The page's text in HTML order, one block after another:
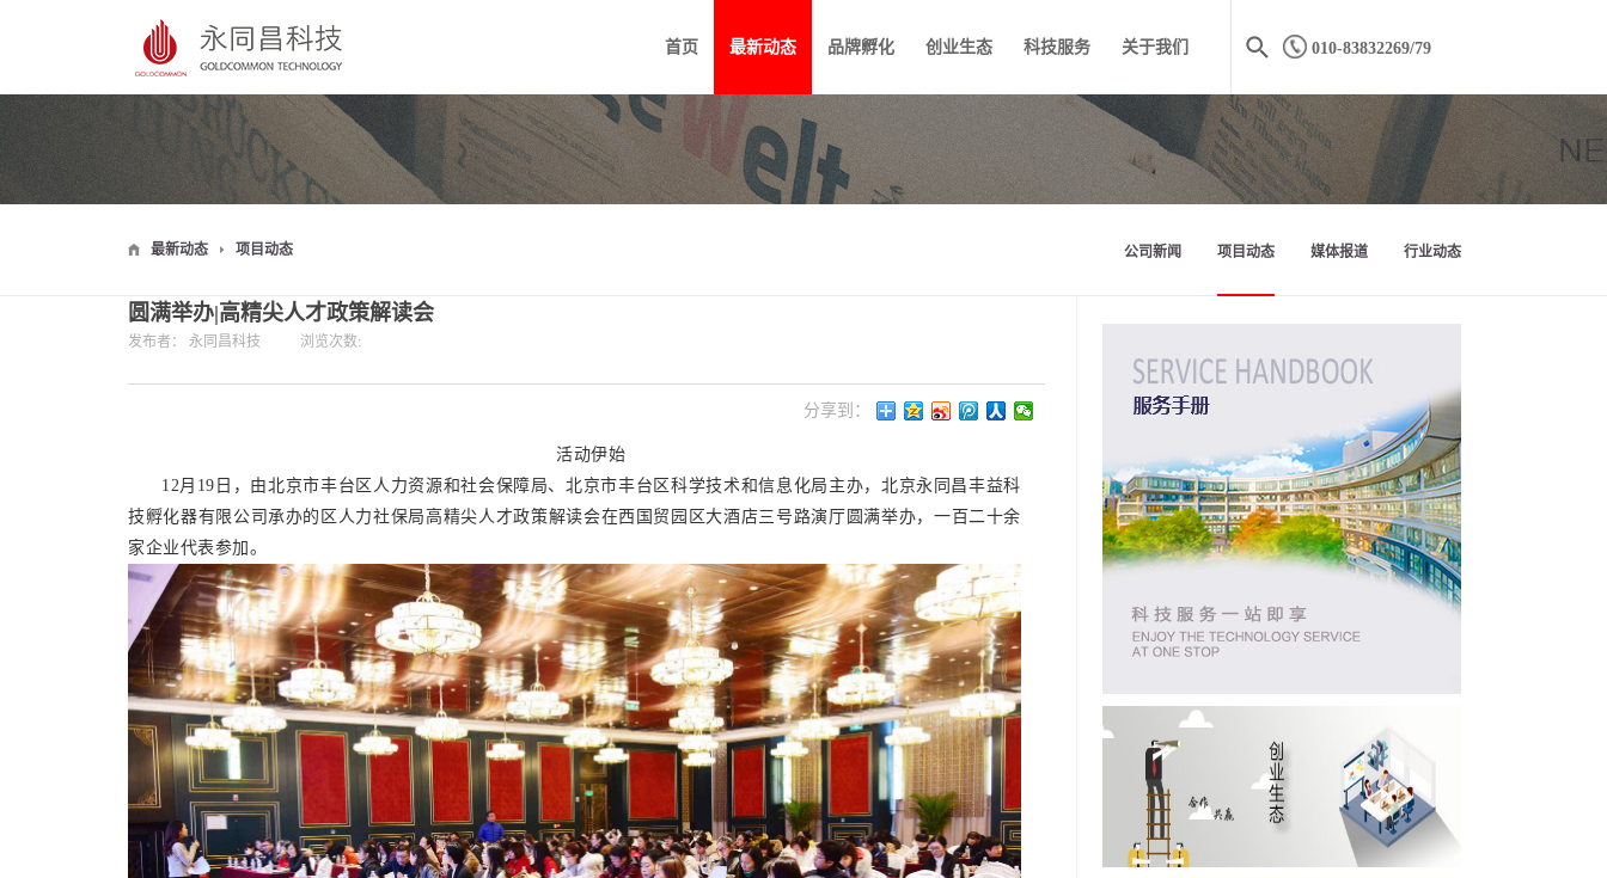
010-83832269/79
首页 最新动态 品牌孵化 创业生态 科技服务 关于我们
最新动态 项目动态 公司新闻 项目动态 媒体报道 行业动态
圆满举办|高精尖人才政策解读会
发布者： 永同昌科技 浏览次数:
分享到：
活动伊始
12月19日，由北京市丰台区人力资源和社会保障局、北京市丰台区科学技术和信息化局主办，北京永同昌丰益科
技孵化器有限公司承办的区人力社保局高精尖人才政策解读会在西国贸园区大酒店三号路演厅圆满举办，一百二十余
家企业代表参加。